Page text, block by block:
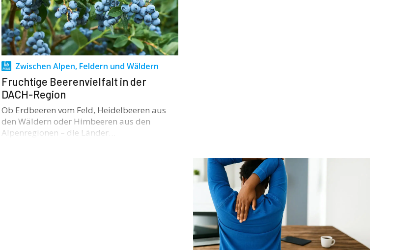
Zwischen Alpen, Feldern und Wäldern
Fruchtige Beerenvielfalt in der
DACH-Region
Ob Erdbeeren vom Feld, Heidelbeeren aus
den Wäldern oder Himbeeren aus den
Alpenregionen – die Länder…